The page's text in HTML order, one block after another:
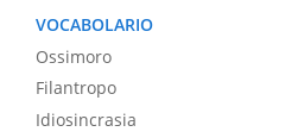
VOCABOLARIO
Ossimoro
Filantropo
Idiosincrasia